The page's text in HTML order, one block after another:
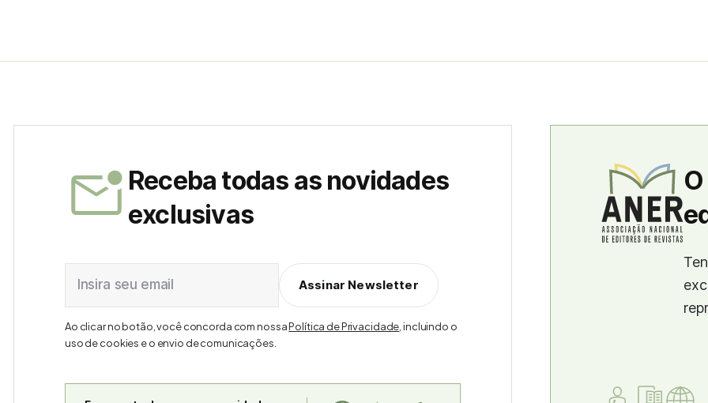
Receba todas as novidades
exclusivas
Insira seu email Assinar Newsletter
Ao clicar no botão, você concorda com nossaPolítica de Privacidade , incluindo o
uso de cookies e o envio de comunicações.